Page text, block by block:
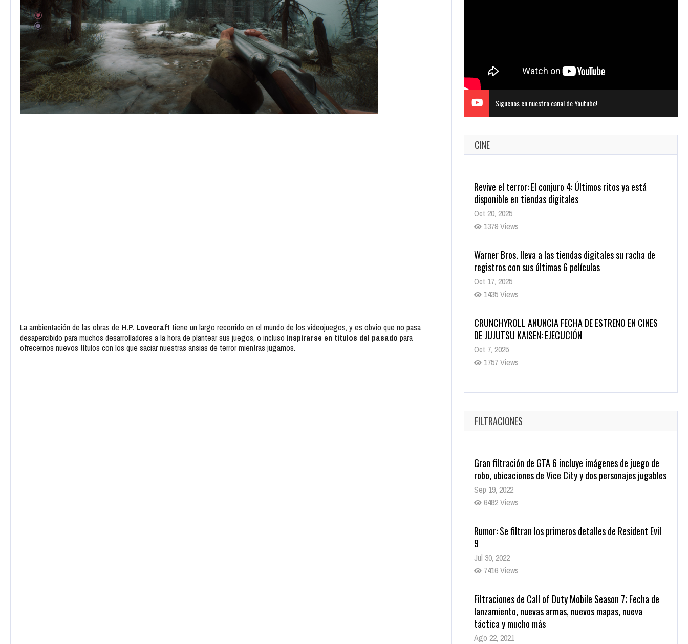
La ambientación de las obras de H.P. Lovecraft tiene un largo recorrido en el mundo de los videojuegos, y es obvio que no pasa
desapercibido para muchos desarrolladores a la hora de plantear sus juegos, o incluso inspirarse en títulos del pasado para
ofrecernos nuevos títulos con los que saciar nuestras ansias de terror mientras jugamos.
Siguenos en nuestro canal de Youtube!
CINE
Revive el terror: El conjuro 4: Últimos ritos ya está
disponible en tiendas digitales
Oct 20, 2025
1379 Views
Warner Bros. lleva a las tiendas digitales su racha de
registros con sus últimas 6 películas
Oct 17, 2025
1435 Views
CRUNCHYROLL ANUNCIA FECHA DE ESTRENO EN CINES
DE JUJUTSU KAISEN: EJECUCIÓN
Oct 7, 2025
1757 Views
5 Películas de Terror Basadas en la Vida Real que te
Oct 22, 2025
1337 Views
FILTRACIONES
Gran filtración de GTA 6 incluye imágenes de juego de
robo, ubicaciones de Vice City y dos personajes jugables
Sep 19, 2022
6482 Views
Rumor: Se filtran los primeros detalles de Resident Evil
9
Jul 30, 2022
7416 Views
Filtraciones de Call of Duty Mobile Season 7; Fecha de
lanzamiento, nuevas armas, nuevos mapas, nueva
táctica y mucho más
Ago 22, 2021